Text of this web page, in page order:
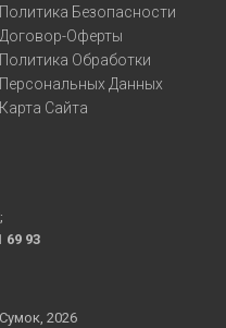
Политика Безопасности
Договор-Оферты
Политика Обработки
Персональных Данных
Карта Сайта
69 93
2026